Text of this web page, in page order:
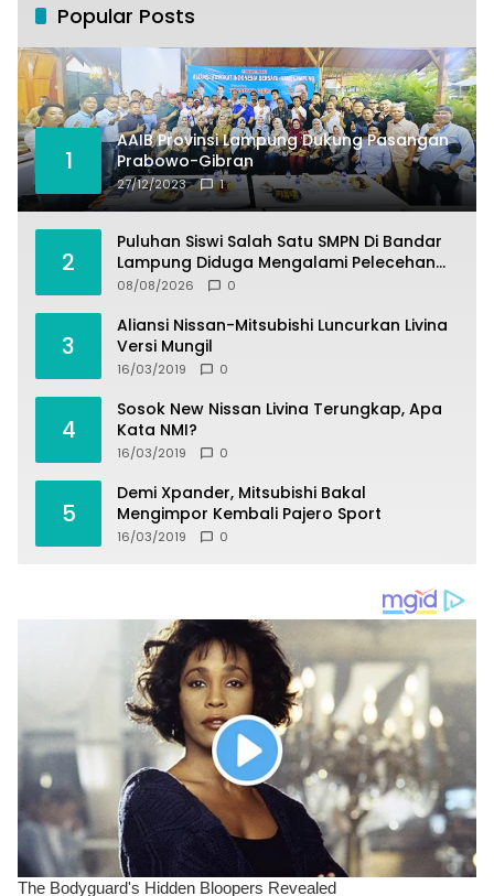
Popular Posts
1
AAIB Provinsi Lampung Dukung Pasangan
Prabowo-Gibran
27/12/2023 1
2
Puluhan Siswi Salah Satu SMPN Di Bandar
Lampung Diduga Mengalami Pelecehan
Oleh Oknum Satpam
08/08/2026 0
3
Aliansi Nissan-Mitsubishi Luncurkan Livina
Versi Mungil
16/03/2019 0
4
Sosok New Nissan Livina Terungkap, Apa
Kata NMI?
16/03/2019 0
5
Demi Xpander, Mitsubishi Bakal
Mengimpor Kembali Pajero Sport
16/03/2019 0